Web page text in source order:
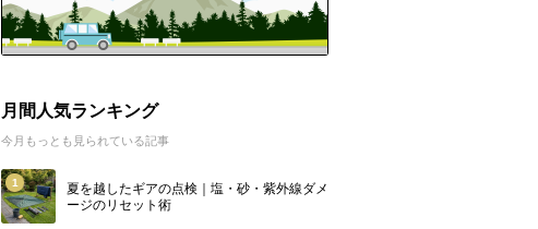
月間人気ランキング
今月もっとも見られている記事
1
夏を越したギアの点検｜塩・砂・紫外線ダメ
ージのリセット術